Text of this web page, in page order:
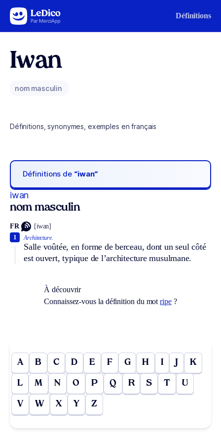
Aller au contenu Définitions
Iwan
nom masculin
Définitions, synonymes, exemples en français
Définitions de “iwan“
iwan
nom masculin
FR [iwan]
Architecture.
Salle voûtée, en forme de berceau, dont un seul côté
est ouvert, typique de l’architecture musulmane.
1
À découvrir
Connaissez-vous la définition du motripe?
A B C D E F G H I J K
L M N O P Q R S T U
V W X Y Z